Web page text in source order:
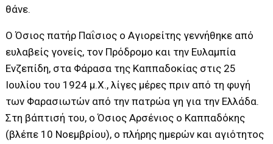
θάνε.
Ο Όσιος πατήρ Παΐσιος ο Αγιορείτης γεννήθηκε από
ευλαβείς γονείς, τον Πρόδρομο και την Ευλαμπία
Ενζεπίδη, στα Φάρασα της Καππαδοκίας στις 25
Ιουλίου του 1924 μ.Χ., λίγες μέρες πριν από τη φυγή
των Φαρασιωτών από την πατρώα γη για την Ελλάδα.
Στη βάπτισή του, ο Όσιος Αρσένιος ο Καππαδόκης
(βλέπε 10 Νοεμβρίου), ο πλήρης ημερών και αγιότητος